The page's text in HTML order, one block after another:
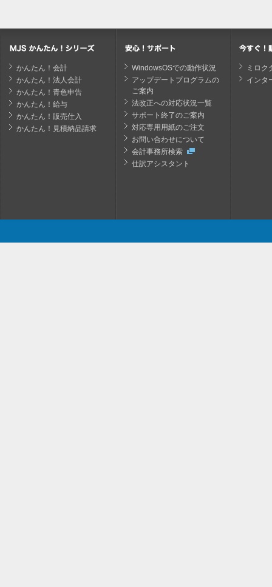
かんたん！会計
かんたん！法人会計
かんたん！青色申告
かんたん！給与
かんたん！販売仕入
かんたん！見積納品請求
WindowsOSでの動作状況
アップデートプログラムの
ご案内
法改正への対応状況一覧
サポート終了のご案内
対応専用用紙のご注文
お問い合わせについて
会計事務所検索
仕訳アシスタント
ミロク
インタ